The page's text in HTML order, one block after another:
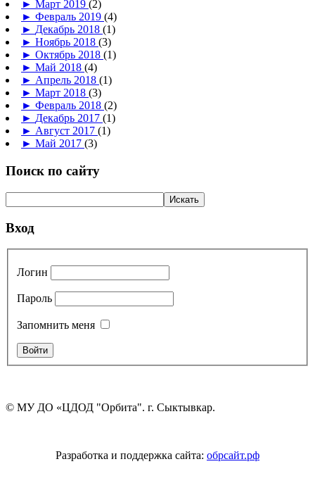
► Март 2019 (2)
► Февраль 2019 (4)
► Декабрь 2018 (1)
► Ноябрь 2018 (3)
► Октябрь 2018 (1)
► Май 2018 (4)
► Апрель 2018 (1)
► Март 2018 (3)
► Февраль 2018 (2)
► Декабрь 2017 (1)
► Август 2017 (1)
► Май 2017 (3)
Поиск по сайту
Вход
Логин
Пароль
Запомнить меня
© МУ ДО «ЦДОД "Орбита". г. Сыктывкар.
Разработка и поддержка сайта: обрсайт.рф